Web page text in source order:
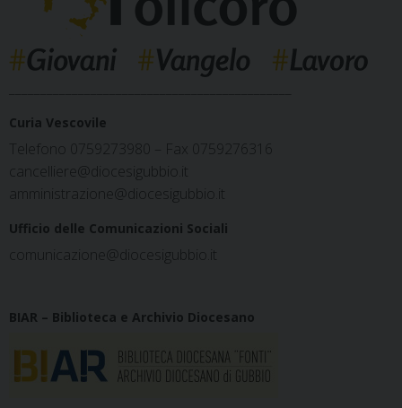
Curia Vescovile
Telefono 0759273980 – Fax 0759276316
cancelliere@diocesigubbio.it
amministrazione@diocesigubbio.it
Ufficio delle Comunicazioni Sociali
comunicazione@diocesigubbio.it
BIAR – Biblioteca e Archivio Diocesano